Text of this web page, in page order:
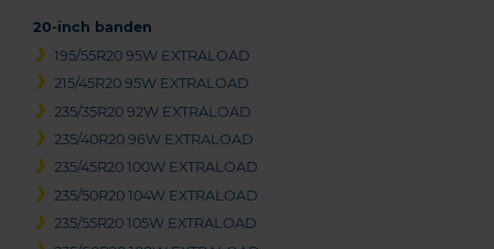
20-inch banden
195/55R20 95W EXTRALOAD
215/45R20 95W EXTRALOAD
235/35R20 92W EXTRALOAD
235/40R20 96W EXTRALOAD
235/45R20 100W EXTRALOAD
235/50R20 104W EXTRALOAD
235/55R20 105W EXTRALOAD